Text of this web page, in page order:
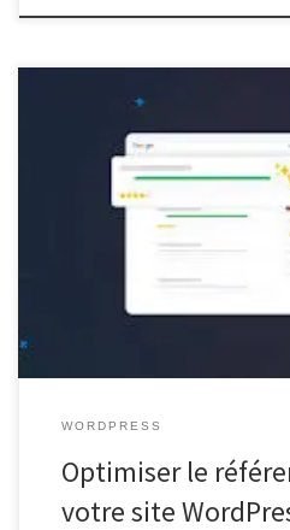
Améliorer le référencement de
meilleures pratiques à suivre Le
un élément crucial pour attirer du
visibilité en ligne. Si vous utilisez
WORDPRESS
Optimiser le
votre site